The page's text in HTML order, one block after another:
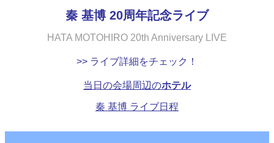
秦 基博 20周年記念ライブ
HATA MOTOHIRO 20th Anniversary LIVE
>> ライブ詳細をチェック！
当日の会場周辺のホテル
秦 基博 ライブ日程